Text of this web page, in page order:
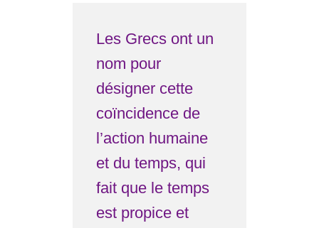
Les Grecs ont un
nom pour
désigner cette
coïncidence de
l’action humaine
et du temps, qui
fait que le temps
est propice et